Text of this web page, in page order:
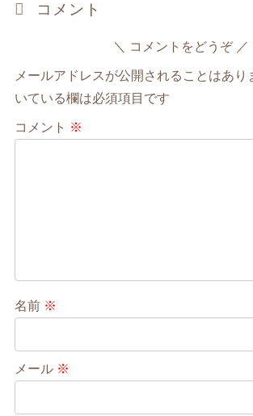
コメント
コメントをどうぞ
メールアドレスが公開されることはあり
いている欄は必須項目です
コメント ※
名前 ※
メール ※